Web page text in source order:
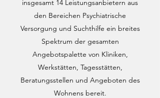
insgesamt 14 Leistungsanbietern aus
den Bereichen Psychiatrische
Versorgung und Suchthilfe ein breites
Spektrum der gesamten
Angebotspalette von Kliniken,
Werkstätten, Tagesstätten,
Beratungsstellen und Angeboten des
Wohnens bereit.